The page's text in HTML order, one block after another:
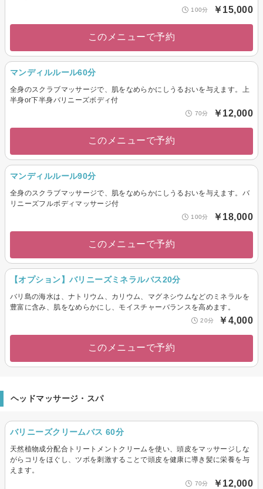
100分 ￥15,000
このメニューで予約
マンディルルール60分
全身のスクラブマッサージで、肌をなめらかにしうるおいを与えます。上
半身or下半身バリニーズボディ付
70分 ￥12,000
このメニューで予約
マンディルルール90分
全身のスクラブマッサージで、肌をなめらかにしうるおいを与えます。バ
リニーズフルボディマッサージ付
100分 ￥18,000
このメニューで予約
【オプション】バリニーズミネラルバス20分
バリ島の海水は、ナトリウム、カリウム、マグネシウムなどのミネラルを
豊富に含み、肌をなめらかにし、モイスチャーバランスを高めます。
20分 ￥4,000
このメニューで予約
ヘッドマッサージ・スパ
バリニーズクリームバス 60分
天然植物成分配合トリートメントクリームを使い、頭皮をマッサージしな
がらコリをほぐし、ツボを刺激することで頭皮を健康に導き髪に栄養を与
えます。
70分 ￥12,000